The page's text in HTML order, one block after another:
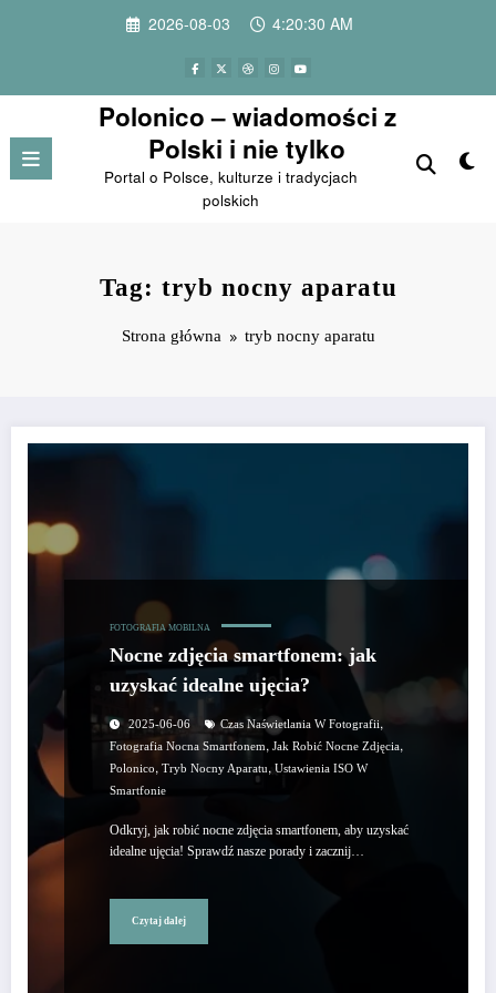
2026-08-03 4:20:30 AM
Polonico – wiadomości z
Polski i nie tylko
Portal o Polsce, kulturze i tradycjach
polskich
Tag: tryb nocny aparatu
Strona główna tryb nocny aparatu
FOTOGRAFIA MOBILNA
Nocne zdjęcia smartfonem: jak
uzyskać idealne ujęcia?
2025-06-06 Czas Naświetlania W Fotografii,
Fotografia Nocna Smartfonem, Jak Robić Nocne Zdjęcia,
Polonico, Tryb Nocny Aparatu, Ustawienia ISO W
Smartfonie
Odkryj, jak robić nocne zdjęcia smartfonem, aby uzyskać
idealne ujęcia! Sprawdź nasze porady i zacznij…
Czytaj dalej